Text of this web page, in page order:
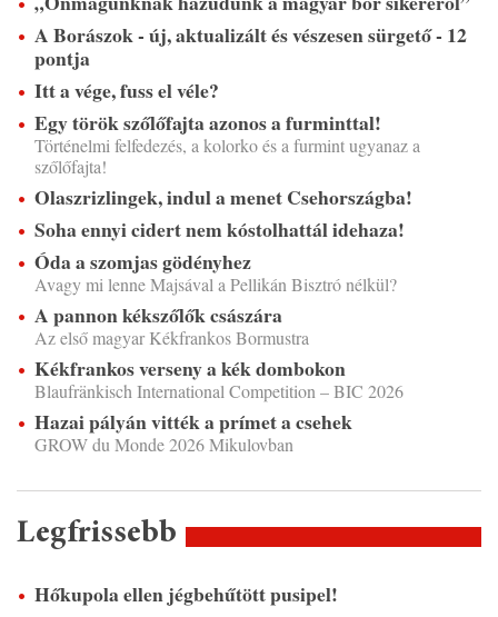
A Borászok - új, aktualizált és vészesen sürgető - 12
pontja
Itt a vége, fuss el véle?
Egy török szőlőfajta azonos a furminttal!
Történelmi felfedezés, a kolorko és a furmint ugyanaz a
szőlőfajta!
Olaszrizlingek, indul a menet Csehországba!
Soha ennyi cidert nem kóstolhattál idehaza!
Óda a szomjas gödényhez
Avagy mi lenne Majsával a Pellikán Bisztró nélkül?
A pannon kékszőlők császára
Az első magyar Kékfrankos Bormustra
Kékfrankos verseny a kék dombokon
Blaufränkisch International Competition – BIC 2026
Hazai pályán vitték a prímet a csehek
GROW du Monde 2026 Mikulovban
Legfrissebb
Hőkupola ellen jégbehűtött pusipel!